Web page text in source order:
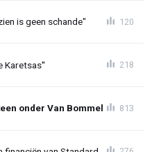
is geen schande" 120
Karetsas'' 218
onder Van Bommel 813